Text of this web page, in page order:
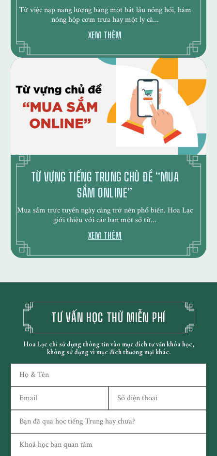
Từ việc nạp năng lượng bằng một bát lẩu nóng hổi, hâm
nóng hộp cơm trưa hay một ly cà...
XEM THÊM
TỪ VỰNG TIẾNG TRUNG CHỦ ĐỀ “MUA
SẮM ONLINE”
Mua sắm trực tuyến ngày càng trở nên phổ biến. Hoa Lạc
giới thiệu với các bạn một số từ...
XEM THÊM
TƯ VẤN HỌC THỬ MIỄN PHÍ
Hoa Lạc chỉ sử dụng thông tin vào mục đích tư vấn khóa học,
không sử dụng vì mục đích thương mại khác.